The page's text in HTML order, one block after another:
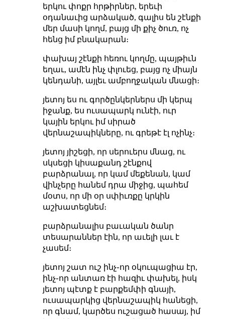
երկու փոքր հրթիրներ, երեւի
օդանաւից արձակած, գալիս են շէնքի
մեր մասի կողմ, բայց մի քիչ ծուռ, ոչ
հենց իմ բնակարան։
փախայ շէնքի հեռու կողմը, պայթիւն
եղաւ, ամէն ինչ փլուեց, բայց ոչ միայն
կենդանի, այլեւ ամբողջական մնացի։
յետոյ ես ու գործընկերներս մի կերպ
իջանք, ես ուսապարկ ունէի, ուր
կային երկու իմ սիրած
վերնաշապիկները, ու գրեթէ էլ ոչինչ։
յետոյ յիշեցի, որ սերուերս մնաց, ու
սկսեցի կիսաքանդ շէնքով
բարձրանալ, որ կամ մեքենան, կամ
վինչերը հանեմ դրա միջից, պահեմ
մօտս, որ մի օր սփիւռքը կրկին
աշխատեցնեմ։
բարձրանալիս բաւական ծանր
տեսարաններ էին, որ աւելի լաւ է
չասեմ։
յետոյ շատ ուշ ինչ֊որ օկուպացիա էր,
ինչ֊որ անտառ էի հազիւ փախել, իսկ
յետոյ պէտք է բարքեմփի գնայի,
ուսապարկից վերնաշապիկ հանեցի,
որ գնամ, կարծես ուշացած հասայ, իմ